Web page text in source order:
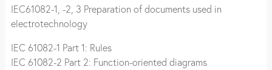
IEC61082-1, -2, 3 Preparation of documents used in
electrotechnology
IEC 61082-1 Part 1: Rules
IEC 61082-2 Part 2: Function-oriented diagrams